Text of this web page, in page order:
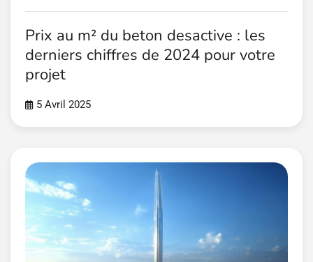
Prix au m² du beton desactive : les
derniers chiffres de 2024 pour votre
projet
5 Avril 2025